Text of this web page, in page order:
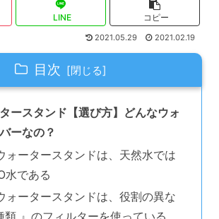
LINE コピー
2021.05.29 2021.02.19
目次
ースタンド【選び方】どんなウォ
ーなの？
ォータースタンドは、天然水では
水である
ォータースタンドは、役割の異な
類 』のフィルターを使っている